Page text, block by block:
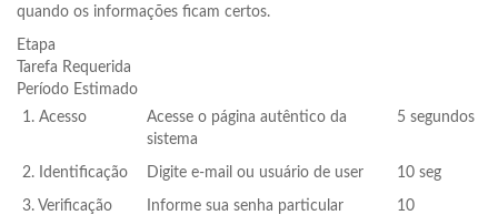
quando os informações ficam certos.
Etapa
Tarefa Requerida
Período Estimado
1. Acesso
Acesse o página autêntico da
sistema
5 segundos
2. Identificação Digite e-mail ou usuário de user 10 seg
3. Verificação Informe sua senha particular
10